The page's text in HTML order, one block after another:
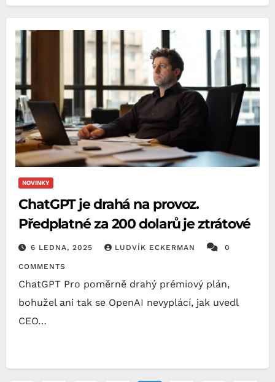
NOVINKY
ChatGPT je drahá na provoz.
Předplatné za 200 dolarů je ztrátové
6 LEDNA, 2025 LUDVÍK ECKERMAN 0
COMMENTS
ChatGPT Pro poměrně drahý prémiový plán,
bohužel ani tak se OpenAI nevyplácí, jak uvedl
CEO…